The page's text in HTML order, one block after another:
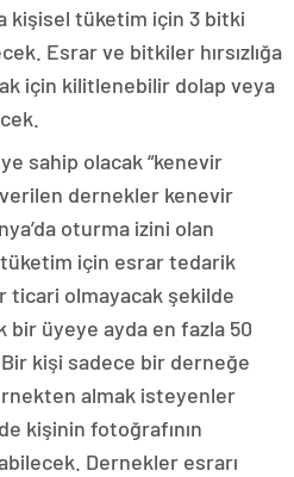
kişisel tüketim için 3 bitki
Esrar ve bitkiler hırsızlığa
için kilitlenebilir dolap veya
sahip olacak “kenevir
dernekler kenevir
oturma izini olan
için esrar tedarik
ticari olmayacak şekilde
üyeye ayda en fazla 50
kişi sadece bir derneğe
almak isteyenler
kişinin fotoğrafının
Dernekler esrarı